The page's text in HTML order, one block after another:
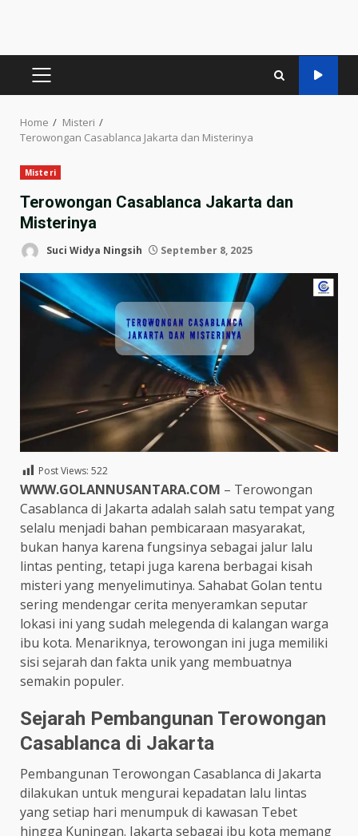
PRIMARY
Home
Misteri
Terowongan Casablanca Jakarta dan Misterinya
Misteri
Terowongan Casablanca Jakarta dan
Misterinya
Suci Widya Ningsih September 8, 2025
Post Views: 522
WWW.GOLANNUSANTARA.COM – Terowongan
Casablanca di Jakarta adalah salah satu tempat yang
selalu menjadi bahan pembicaraan masyarakat,
bukan hanya karena fungsinya sebagai jalur lalu
lintas penting, tetapi juga karena berbagai kisah
misteri yang menyelimutinya. Sahabat Golan tentu
sering mendengar cerita menyeramkan seputar
lokasi ini yang sudah melegenda di kalangan warga
ibu kota. Menariknya, terowongan ini juga memiliki
sisi sejarah dan fakta unik yang membuatnya
semakin populer.
Sejarah Pembangunan Terowongan
Casablanca di Jakarta
Pembangunan Terowongan Casablanca di Jakarta
dilakukan untuk mengurai kepadatan lalu lintas
yang setiap hari menumpuk di kawasan Tebet
hingga Kuningan. Jakarta sebagai ibu kota memang